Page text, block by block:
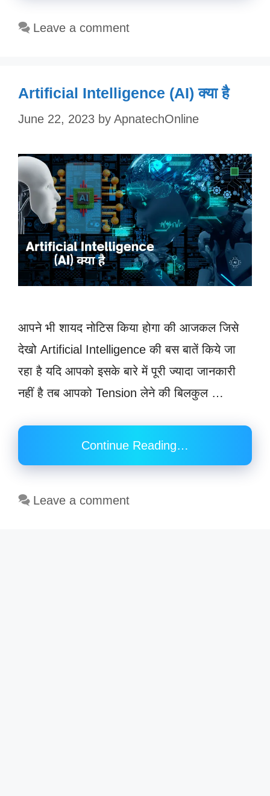
Leave a comment
Artificial Intelligence (AI) क्या है
June 22, 2023 by ApnatechOnline
आपने भी शायद नोटिस किया होगा की आजकल जिसे
देखो Artificial Intelligence की बस बातें किये जा
रहा है यदि आपको इसके बारे में पूरी ज्यादा जानकारी
नहीं है तब आपको Tension लेने की बिलकुल …
Continue Reading…
Leave a comment